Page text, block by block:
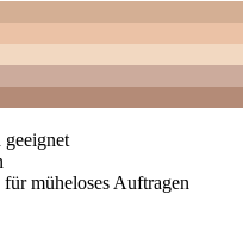
müheloses Auftragen